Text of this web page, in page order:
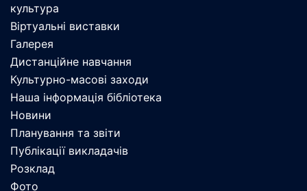
культура
Віртуальні виставки
Галерея
Дистанційне навчання
Культурно-масові заходи
Наша інформація бібліотека
Новини
Планування та звіти
Публікації викладачів
Розклад
Фото